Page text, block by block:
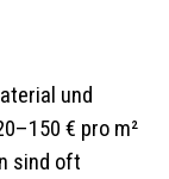
und
€ pro m²
sind oft